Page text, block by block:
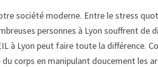
société moderne. Entre le stress
personnes à Lyon souffrent
à Lyon peut faire toute la différence.
corps en manipulant doucement les